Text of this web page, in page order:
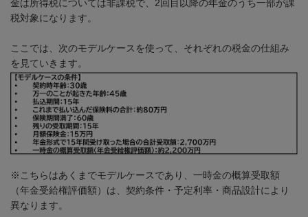
金は所得税については非課税で、 2回目以降の年金のうち一部が課
税対象になります。
ここでは、次のモデルケースを使って、それぞれの税金の仕組み
を見ていきます。
※こちらはあくまでモデルケースであり、一時金の概算受取額
（年金受給権評価額）は、契約条件・予定利率・商品設計により
異なります。